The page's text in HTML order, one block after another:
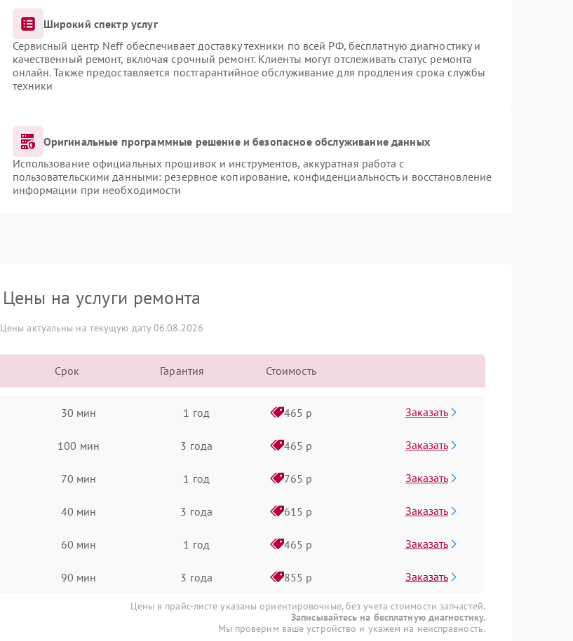
Широкий спектр услуг
Сервисный центр Neff обеспечивает доставку техники по всей РФ, бесплатную диагностику и
качественный ремонт, включая срочный ремонт. Клиенты могут отслеживать статус ремонта
онлайн. Также предоставляется постгарантийное обслуживание для продления срока службы
техники
Оригинальные программные решение и безопасное обслуживание данных
Использование официальных прошивок и инструментов, аккуратная работа с
пользовательскими данными: резервное копирование, конфиденциальность и восстановление
информации при необходимости
Цены на услуги ремонта
Цены актуальны на текущую дату 06.08.2026
Срок Гарантия Стоимость
30 мин 1 год 465 р Заказать
100 мин 3 года 465 р Заказать
70 мин 1 год 765 р Заказать
40 мин 3 года 615 р Заказать
60 мин 1 год 465 р Заказать
90 мин 3 года 855 р Заказать
Цены в прайс-листе указаны ориентировочные, без учета стоимости запчастей.
Записывайтесь на бесплатную диагностику.
Мы проверим ваше устройство и укажем на неисправность.